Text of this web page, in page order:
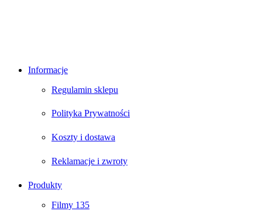
Informacje
Regulamin sklepu
Polityka Prywatności
Koszty i dostawa
Reklamacje i zwroty
Produkty
Filmy 135